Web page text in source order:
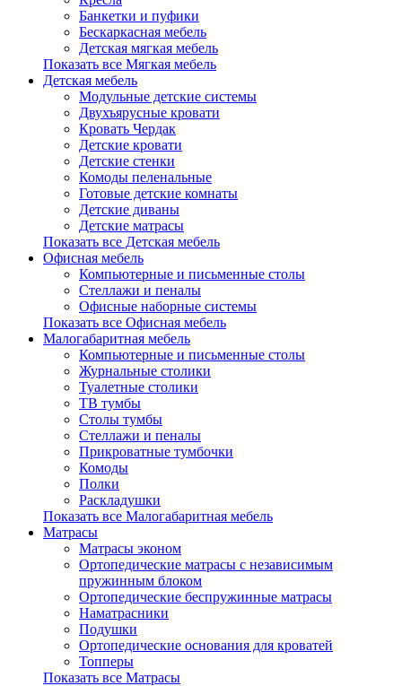
Банкетки и пуфики
Бескаркасная мебель
Детская мягкая мебель
Показать все Мягкая мебель
Детская мебель
Модульные детские системы
Двухъярусные кровати
Кровать Чердак
Детские кровати
Детские стенки
Комоды пеленальные
Готовые детские комнаты
Детские диваны
Детские матрасы
Показать все Детская мебель
Офисная мебель
Компьютерные и письменные столы
Стеллажи и пеналы
Офисные наборные системы
Показать все Офисная мебель
Малогабаритная мебель
Компьютерные и письменные столы
Журнальные столики
Туалетные столики
ТВ тумбы
Столы тумбы
Стеллажи и пеналы
Прикроватные тумбочки
Комоды
Полки
Раскладушки
Показать все Малогабаритная мебель
Матрасы
Матрасы эконом
Ортопедические матрасы с независимым
пружинным блоком
Ортопедические беспружинные матрасы
Наматрасники
Подушки
Ортопедические основания для кроватей
Топперы
Показать все Матрасы